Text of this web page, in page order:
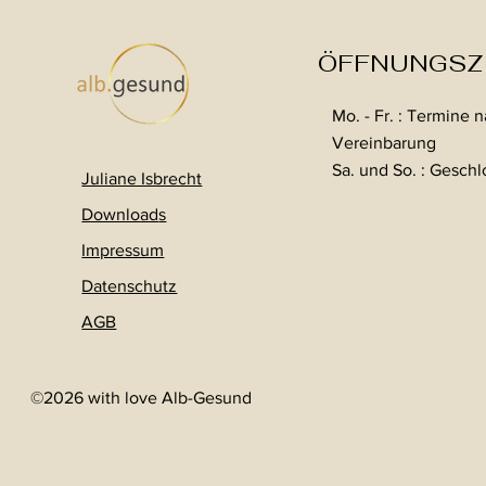
Juliane Isbrecht
Downloads
Impressum
Datenschutz
AGB
©2026 with love Alb-Gesund
Mo. - Fr. : Termine
Vereinbarung
Sa. und So. :